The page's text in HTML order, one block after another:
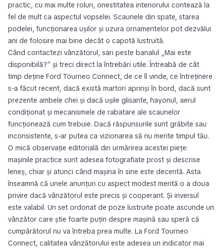
practic, cu mai multe roluri, onestitatea interiorului contează la
fel de mult ca aspectul vopselei. Scaunele din spate, starea
podelei, funcționarea ușilor și uzura ornamentelor pot dezvălui
ani de folosire mai bine decât o capotă lustruită.
Când contactezi vânzătorul, sari peste banalul „Mai este
disponibilă?” și treci direct la întrebări utile. Întreabă de cât
timp deține Ford Tourneo Connect, de ce îl vinde, ce întreținere
s-a făcut recent, dacă există martori aprinși în bord, dacă sunt
prezente ambele chei și dacă ușile glisante, hayonul, aerul
condiționat și mecanismele de rabatare ale scaunelor
funcționează cum trebuie. Dacă răspunsurile sunt grăbite sau
inconsistente, s-ar putea ca vizionarea să nu merite timpul tău.
O mică observație editorială din urmărirea acestei piețe:
mașinile practice sunt adesea fotografiate prost și descrise
leneș, chiar și atunci când mașina în sine este decentă. Asta
înseamnă că unele anunțuri cu aspect modest merită o a doua
privire dacă vânzătorul este precis și cooperant. Și inversul
este valabil. Un set ordonat de poze lustruite poate ascunde un
vânzător care știe foarte puțin despre mașină sau speră că
cumpărătorul nu va întreba prea multe. La Ford Tourneo
Connect, calitatea vânzătorului este adesea un indicator mai